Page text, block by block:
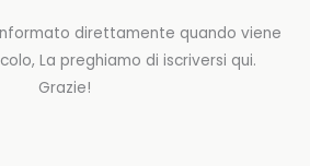
direttamente quando viene
La preghiamo di iscriversi qui.
Grazie!